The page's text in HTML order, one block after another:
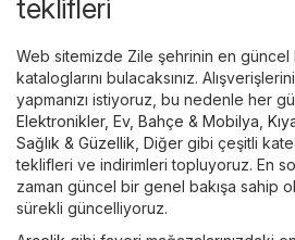
teklifleri
Web sitemizde Zile şehrinin en
kataloglarını bulacaksınız.
yapmanızı istiyoruz, bu nedenle her
Elektronikler, Ev, Bahçe & Mobilya
Sağlık & Güzellik Diğer gibi çeşitli
teklifleri ve indirimleri topluyoruz. En
zaman güncel bir genel bakışa sahip
sürekli güncelliyoruz.